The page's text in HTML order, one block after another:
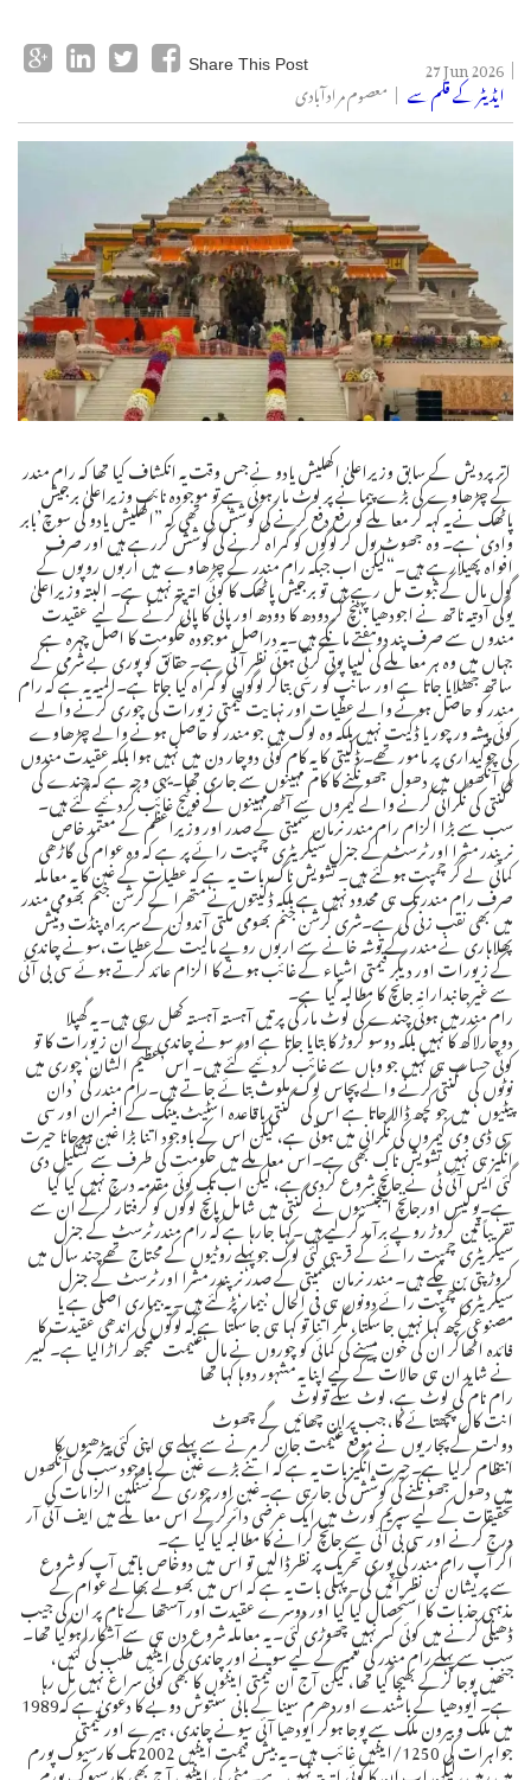
Share This Post 27 Jun 2026
معصوم مرادآبادی ایڈیٹر کے قلم سے
اترپردیش کے سابق وزیراعلیٰ اکھلیش یادو نے جس وقت یہ انکشاف کیا تھا کہ رام مندر
کے چڑھاوے کی بڑے پیمانے پر لوٹ مار ہوئی ہے تو موجودہ نائب وزیراعلیٰ برجیش
پاٹھک نے یہ کہہ کر معاملے کو رفع دفع کرنے کی کوشش کی تھی کہ ”اکھلیش یادو کی سوچ’بابر
وادی‘ہے۔ وہ جھوٹ بول کر لوگوں کو گمراہ کرنے کی کوشش کررہے ہیں اور صرف
افواہ پھیلارہے ہیں۔“لیکن اب جبکہ رام مندر کے چڑھاوے میں اربوں روپوں کے
گول مال کے ثبوت مل رہے ہیں تو برجیش پاٹھک کا کوئی اتہ پتہ نہیں ہے۔ البتہ وزیراعلیٰ
یوگی آدتیہ ناتھ نے اجودھیا پہنچ کر دودھ کا دودھ اور پانی کا پانی کرنے کے لیے عقیدت
مندو ں سے صرف پند دوہفتے مانگے ہیں۔یہ دراصل موجودہ حکومت کا اصل چہرہ ہے
جہاں میں وہ ہر معاملے کی لیپا پوتی کرتی ہوئی نظر آتی ہے۔ حقائق کو پوری بے شرمی کے
ساتھ جھٹلایا جاتا ہے اور سانپ کو رسّی بتاکر لوگوں کو گمراہ کیا جاتا ہے۔المیہ یہ ہے کہ رام
مندر کو حاصل ہونے والے عطیات اور نہایت قیمتی زیورات کی چوری کرنے والے
کوئی پیشہ ور چور یا ڈکیت نہیں بلکہ وہ لوگ ہیں جو مندر کو حاصل ہونے والے چڑھاوے
کی چوکیداری پر مامور تھے۔ ڈکیتی کا یہ کام کوئی دوچار دن میں نہیں ہوا بلکہ عقیدت مندوں
کی آنکھوں میں دھول جھونکنے کا کام مہینوں سے جاری تھا۔یہی وجہ ہے کہ چندے کی
گنتی کی نگرانی کرنے والے کیمروں سے آٹھ مہینوں کے فوٹیج غائب کردئیے گئے ہیں۔
سب سے بڑا الزام رام مندر نرمان سمیتی کے صدر اور وزیراعظم کے معتمد خاص
نرپندر مشرا اور ٹرسٹ کے جنرل سیکریٹری چمپت رائے پر ہے کہ وہ عوام کی گاڑھی
کمائی لے کر چمپت ہوگئے ہیں۔ تشویش ناک بات یہ ہے کہ عطیات کے غبن کا یہ معاملہ
صرف رام مندر تک ہی محدود نہیں ہے بلکہ ڈکیتوں نے متھرا کے کرشن جنم بھومی مندر
میں بھی نقب زنی کی ہے۔شری کرشن جنم بھومی مکتی آندولن کے سربراہ پنڈت دنیش
پھلاہاری نے مندر کے توشہ خانے سے اربوں روپے مالیت کے عطیات،سونے چاندی
کے زیورات اور دیگر قیمتی اشیاء کے غائب ہونے کا الزام عائد کرتے ہوئے سی بی آئی
سے غیرجانبدارانہ جانچ کا مطالبہ کیا ہے۔
رام مندرمیں ہوئی چندے کی لُوٹ مار کی پرتیں آہستہ آہستہ کھل رہی ہیں۔ یہ گھپلا
دوچارلاکھ کا نہیں بلکہ دوسو کروڑ کا بتایا جاتا ہے اور سونے چاندی کے ان زیورات کا تو
کوئی حساب ہی نہیں جو وہاں سے غائب کردئیے گئے ہیں۔ اس’عظیم الشان‘ چوری میں
نوٹوں کی گنتی کرنے والے پچاس لوگ ملوث بتائے جاتے ہیں۔رام مندر کی ’دان
پیٹیوں‘ میں جو کچھ ڈالا جاتا ہے اس کی گنتی باقاعدہ اسٹیٹ بینک کے افسران اور سی
سی ڈی وی کیمروں کی نگرانی میں ہوتی ہے، لیکن اس کے باوجود اتنا بڑا غبن ہوجانا حیرت
انگیز ہی نہیں تشویش ناک بھی ہے۔اس معاملے میں حکومت کی طرف سے تشکیل دی
گئی ایس آئی ٹی نے جانچ شروع کردی ہے، لیکن اب تک کوئی مقدمہ درج نہیں کیا گیا
ہے۔پولیس اورجانچ ایجنسیوں نے گنتی میں شامل پانچ لوگوں کو گرفتار کرکے ان سے
تقریباً تین کروڑ روپے برآمد کرلیے ہیں۔کہا جارہا ہے کہ رام مندر ٹرسٹ کے جنرل
سیکریٹری چمپت رائے کے قریبی کئی لوگ جوپہلے روٹیوں کے محتاج تھے چند سال میں
کروڑ پتی بن چکے ہیں۔ مندر نرمان سمیتی کے صدر نرپندر مشرا اور ٹرسٹ کے جنرل
سیکریٹری چمپت رائے دونوں ہی فی الحال ’بیمار‘پڑگئے ہیں۔ یہ بیماری اصلی ہے یا
مصنوعی کچھ کہا نہیں جاسکتا، مگر اتنا تو کہا ہی جاسکتا ہے کہ لوگوں کی اندھی عقیدت کا
فائدہ اٹھاکر ان کی خون پیسنے کی کمائی کو چوروں نے مال غنیمت سمجھ کراڑالیا ہے۔ کبیر
نے شاید ان ہی حالات کے لیے اپنا یہ مشہور دوہا کہا تھا
رام نام کی لوٹ ہے، لوٹ سکے تولوٹ
انت کال پچھتائے گا، جب پران چھائیں گے چھوٹ
دولت کے پجاریوں نے موقع غنیمت جان کر مرنے سے پہلے ہی اپنی کئی پیڑھیوں کا
انتظام کرلیا ہے۔حیرت انگیز بات یہ ہے کہ اتنے بڑے غبن کے باوجود سب کی آنکھوں
میں دھول جھونکنے کی کوشش کی جارہی ہے۔غبن اور چوری کے سنگین الزامات کی
تحقیقات کے لیے سپریم کورٹ میں ایک عرضی دائرکرکے اس معاملے میں ایف آئی آر
درج کرنے اور سی بی آئی سے جانچ کرانے کا مطالبہ کیا گیا ہے۔
اگر آپ رام مندر کی پوری تحریک پر نظرڈالیں تو اس میں دوخاص باتیں آپ کو شروع
سے پریشان کن نظر آئیں گی۔ پہلی بات یہ ہے کہ اس میں بھولے بھالے عوام کے
مذہبی جذبات کا استحصال کیا گیا اور دوسرے عقیدت اور آستھا کے نام پر ان کی جیب
ڈھیلی کرنے میں کوئی کسر نہیں چھوڑی گئی۔ یہ معاملہ شروع دن ہی سے آشکارا ہوگیا تھا۔
سب سے پہلے رام مندر کی تعمیر کے لیے سونے اور چاندی کی اینٹیں طلب کی گئیں،
جنھیں پوجا کرکے بھیجا گیا تھا، لیکن آج ان قیمتی اینٹوں کا بھی کوئی سراغ نہیں مل رہا
ہے۔ ایودھیا کے باشندے اوردھرم سینا کے بانی سنتوش دوبے کا دعویٰ ہے کہ1989
میں ملک وبیرون ملک سے پوجا ہوکر ایودھیا آئی سونے چاندی، ہیرے اور قیمتی
جواہرات کی 1250/اینٹیں غائب ہیں۔ یہ بیش قیمت اینٹیں 2002 تک کارسیوک پورم